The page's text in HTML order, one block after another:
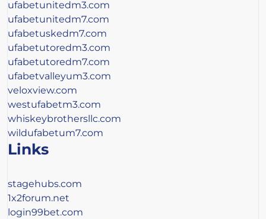
ufabetunitedm3.com
ufabetunitedm7.com
ufabetuskedm7.com
ufabetutoredm3.com
ufabetutoredm7.com
ufabetvalleyum3.com
veloxview.com
westufabetm3.com
whiskeybrothersllc.com
wildufabetum7.com
Links
stagehubs.com
1x2forum.net
login99bet.com